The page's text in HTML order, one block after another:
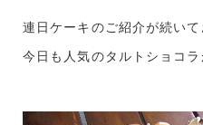
連日ケーキのご紹介が続いて
今日も人気のタルトショコ